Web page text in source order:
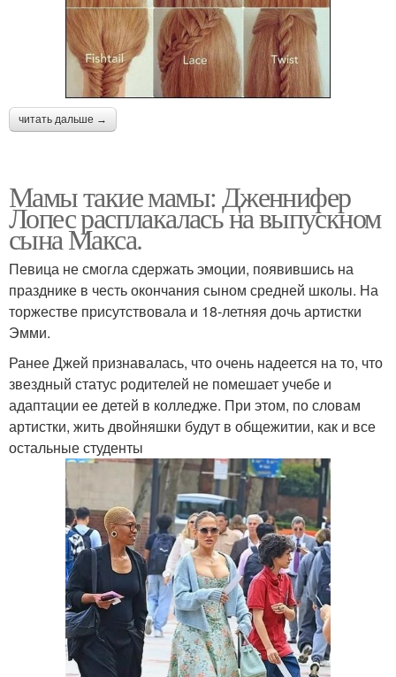
читать дальше →
Мамы такие мамы: Дженнифер
Лопес расплакалась на выпускном
сына Макса.
Певица не смогла сдержать эмоции, появившись на
празднике в честь окончания сыном средней школы. На
торжестве присутствовала и 18-летняя дочь артистки
Эмми.
Ранее Джей признавалась, что очень надеется на то, что
звездный статус родителей не помешает учебе и
адаптации ее детей в колледже. При этом, по словам
артистки, жить двойняшки будут в общежитии, как и все
остальные студенты